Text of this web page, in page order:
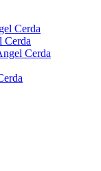
Cerda
Cerda
Cerda